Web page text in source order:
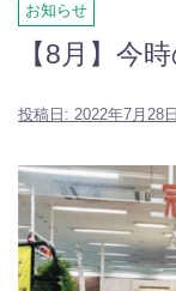
お知らせ
【8月】今
投稿日: 2022年7月28日